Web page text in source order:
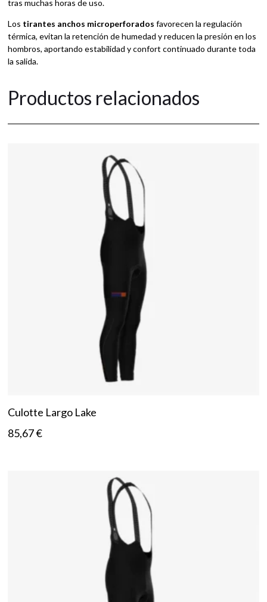
tras muchas horas de uso.
Los tirantes anchos microperforados favorecen la regulación
térmica, evitan la retención de humedad y reducen la presión en los
hombros, aportando estabilidad y confort continuado durante toda
la salida.
Productos relacionados
Culotte Largo Lake
85,67€